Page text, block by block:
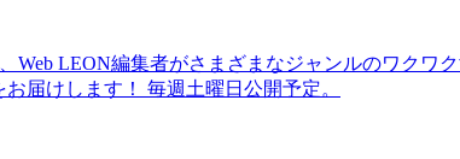
LEON編集者がさまざまなジャンルのワクワ
届けします！ 毎週土曜日公開予定。